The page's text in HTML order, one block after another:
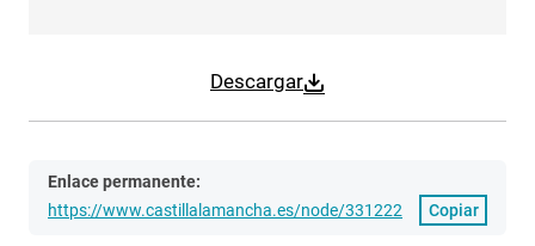
Descargar
Enlace permanente:
https://www.castillalamancha.es/node/331222
Copiar